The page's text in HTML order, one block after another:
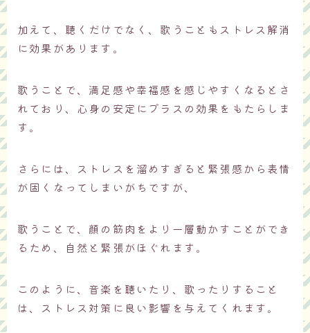
加えて、聴くだけでなく、歌うこともストレス解消
に効果があります。
歌うことで、満足感や幸福感を感じやすくなるとさ
れており、心身の安定にプラスの効果をもたらしま
す。
さらには、ストレスを溜めすぎると緊張感から表情
が固くなってしまいがちですが、
歌うことで、顔の筋肉をより一層動かすことができ
るため、自然と緊張がほぐれます。
このように、音楽を聴いたり、歌ったりすること
は、ストレス対策に良い影響を与えてくれます。